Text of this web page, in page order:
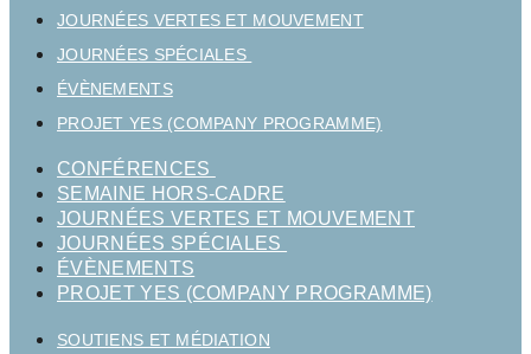
JOURNÉES VERTES ET MOUVEMENT
JOURNÉES SPÉCIALES
ÉVÈNEMENTS
PROJET YES (COMPANY PROGRAMME)
CONFÉRENCES
SEMAINE HORS-CADRE
JOURNÉES VERTES ET MOUVEMENT
JOURNÉES SPÉCIALES
ÉVÈNEMENTS
PROJET YES (COMPANY PROGRAMME)
SOUTIENS ET MÉDIATION